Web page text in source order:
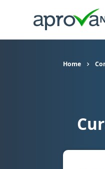
Home
Curso